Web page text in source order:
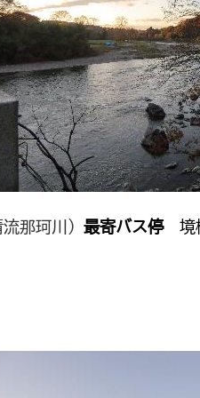
那珂川） 最寄バス停境